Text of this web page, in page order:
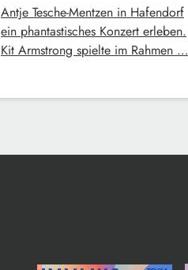
Antje Tesche-Mentzen in Hafendorf
ein phantastisches Konzert erleben.
Kit Armstrong spielte im Rahmen …